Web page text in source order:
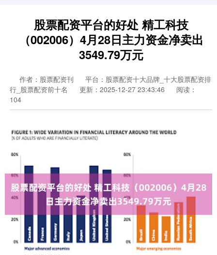
股票配资平台的好处 精工科技
（002006）4月28日主力资金净卖出
3549.79万元
作者：股票配资刊
平台：股票配资十大品牌_十大股票配资排
行_股票配资前十名
更新：2025-12-27 23:43:46
阅读：
104